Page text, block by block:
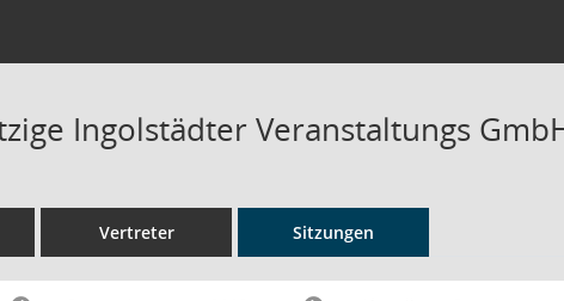
Ingolstädter Veranstaltungs
Vertreter Sitzungen